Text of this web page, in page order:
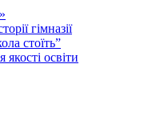
гімназії
стоїть”
освіти